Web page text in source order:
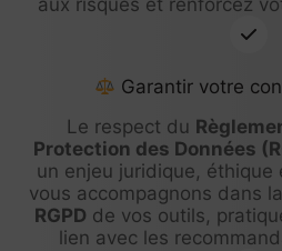
aux risques et renforcez
Garantir votre
Le respect du
Protection des Données
un enjeu juridique, éthique
vous accompagnons dans la
RGPD de vos outils,
lien avec les